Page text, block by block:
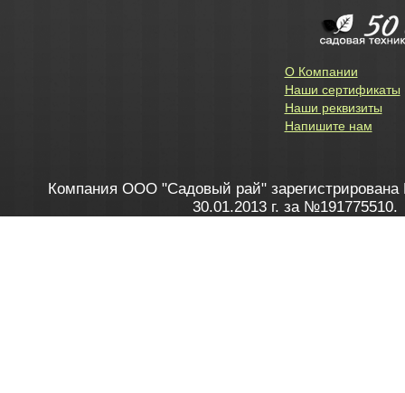
О Компании
Наши сертификаты
Наши реквизиты
Напишите нам
Компания ООО "Садовый рай" зарегистрирована
30.01.2013 г. за №191775510.